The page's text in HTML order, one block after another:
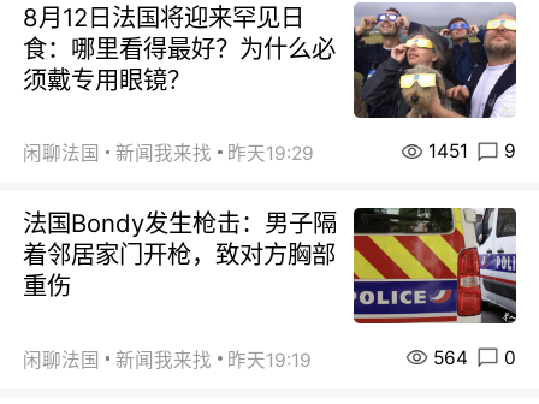
8月12日法国将迎来罕见日
食：哪里看得最好？为什么必
须戴专用眼镜？
闲聊法国 新闻我来找 昨天19:29 1451 9
法国Bondy发生枪击：男子隔
着邻居家门开枪，致对方胸部
重伤
闲聊法国 新闻我来找 昨天19:19 564 0